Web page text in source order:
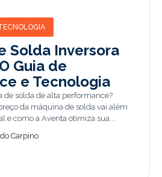
Solda Inversora
Guia de
e Tecnologia
de solda de alta performance?
da máquina de solda vai além
e como a Aventa otimiza sua...
Carpino